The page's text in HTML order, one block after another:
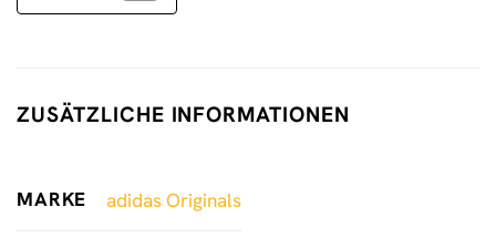
ZUSÄTZLICHE INFORMATIONEN
MARKE adidas Originals